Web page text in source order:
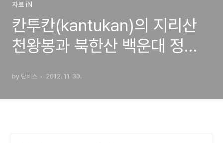
자료 iN
칸투칸(kantukan)의 지리산
천왕봉과 북한산 백운대 정상
도전과 사투의 등반 현장
by 단비스 2012. 11. 30.